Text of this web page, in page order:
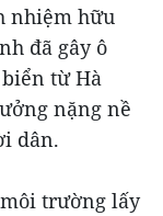
nhiệm hữu
đã gây ô
từ Hà
nặng nề
dân.
trường lấy